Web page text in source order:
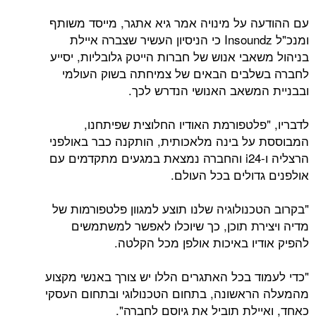
עם ההודעה על מינויה אמר גיא אתגר, מייסד משותף
ומנכ"ל Insoundz כי הניסיון העשיר שצברה איילת
בניהול משאבי אנוש של חברות הייטק גלובליות, יסייע
לחברה בשלבים הבאים של צמיחתה בשוק העולמי
ובבניית המשאב האנושי הנדרש לכך.
לדבריו, "פלטפורמת האודיו החלוצית שפיתחנו,
המבוססת על בינה מלאכותית, הותקנה כבר באולפני
הרצליה ו-i24 והחברה נמצאת במגעים מתקדמים עם
אולפנים גדולים בכל העולם.
"בקרוב הטכנולוגיה שלנו תוצע למגוון פלטפורמות של
מדיה ויצירת תוכן, כך שיוכלו לאפשר למשתמשים
להפיק אודיו באיכות אולפן מכל הקלטה.
"כדי לעמוד בכל האתגרים הללו יש צורך באנשי מקצוע
מהמעלה הראשונה, בתחום הטכנולוגי ובתחום העסקי
כאחד, ואיילת תוביל את גיוסם לחברה".